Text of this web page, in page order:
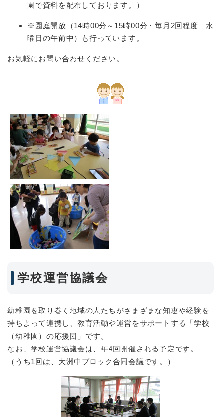
園で資料を配布しております。）
※園庭開放（14時00分～15時00分・毎月2回程度 水
曜日の午前中）も行っています。
お気軽にお問い合わせください。
学校運営協議会
幼稚園を取り巻く地域の人たちがさまざまな知恵や経験を
持ちよって連携し、教育活動や運営をサポートする「学校
（幼稚園）の応援団」です。
なお、学校運営協議会は、年4回開催される予定です。
（うち1回は、大洲中ブロック合同会議です。）